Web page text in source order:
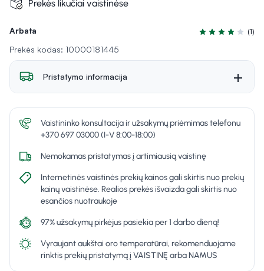
Arbata
Įvertinimas 4.0
(1)
Prekės kodas: 10000181445
Prekės likučiai vaistinėse
Pristatymo informacija
Vaistininko konsultacija ir užsakymų priėmimas telefonu
+370 697 03000 (I-V 8:00-18:00)
Nemokamas pristatymas į artimiausią vaistinę
Internetinės vaistinės prekių kainos gali skirtis nuo prekių
kainų vaistinėse. Realios prekės išvaizda gali skirtis nuo
esančios nuotraukoje
97% užsakymų pirkėjus pasiekia per 1 darbo dieną!
Vyraujant aukštai oro temperatūrai, rekomenduojame
rinktis prekių pristatymą į VAISTINĘ arba NAMUS